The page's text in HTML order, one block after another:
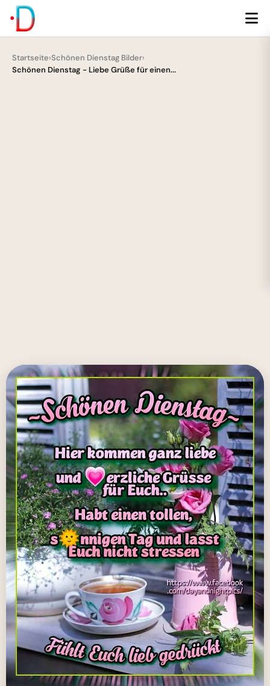
Startseite›Schönen Dienstag Bilder›
Schönen Dienstag - Liebe Grüße für einen...